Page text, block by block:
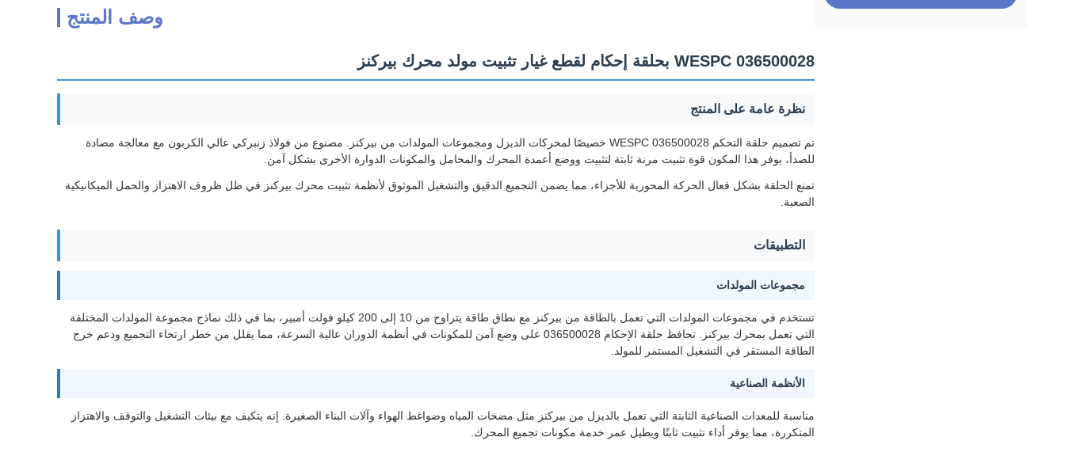
وصف المنتج
WESPC 036500028 بحلقة إحكام لقطع غيار تثبيت مولد محرك بيركنز
نظرة عامة على المنتج
تم تصميم حلقة التحكم WESPC 036500028 خصيصًا لمحركات الديزل ومجموعات المولدات من بيركنز. مصنوع من فولاذ زنبركي عالي الكربون مع معالجة مضادة
للصدأ، يوفر هذا المكون قوة تثبيت مرنة ثابتة لتثبيت ووضع أعمدة المحرك والمحامل والمكونات الدوارة الأخرى بشكل آمن.
تمنع الحلقة بشكل فعال الحركة المحورية للأجزاء، مما يضمن التجميع الدقيق والتشغيل الموثوق لأنظمة تثبيت محرك بيركنز في ظل ظروف الاهتزاز والحمل الميكانيكية
الصعبة.
التطبيقات
مجموعات المولدات
تستخدم في مجموعات المولدات التي تعمل بالطاقة من بيركنز مع نطاق طاقة يتراوح من 10 إلى 200 كيلو فولت أمبير، بما في ذلك نماذج مجموعة المولدات المختلفة
التي تعمل بمحرك بيركنز. تحافظ حلقة الإحكام 036500028 على وضع آمن للمكونات في أنظمة الدوران عالية السرعة، مما يقلل من خطر ارتخاء التجميع ودعم خرج
الطاقة المستقر في التشغيل المستمر للمولد.
الأنظمة الصناعية
مناسبة للمعدات الصناعية الثابتة التي تعمل بالديزل من بيركنز مثل مضخات المياه وضواغط الهواء وآلات البناء الصغيرة. إنه يتكيف مع بيئات التشغيل والتوقف والاهتزاز
المتكررة، مما يوفر أداء تثبيت ثابتًا ويطيل عمر خدمة مكونات تجميع المحرك.